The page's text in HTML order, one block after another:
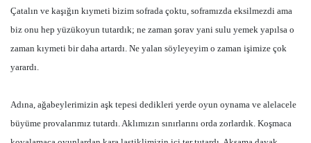
Çatalın ve kaşığın kıymeti bizim sofrada çoktu, soframızda eksilmezdi ama
biz onu hep yüzükoyun tutardık; ne zaman şorav yani sulu yemek yapılsa o
zaman kıymeti bir daha artardı. Ne yalan söyleyeyim o zaman işimize çok
yarardı.
Adına, ağabeylerimizin aşk tepesi dedikleri yerde oyun oynama ve alelacele
büyüme provalarımız tutardı. Aklımızın sınırlarını orda zorlardık. Koşmaca